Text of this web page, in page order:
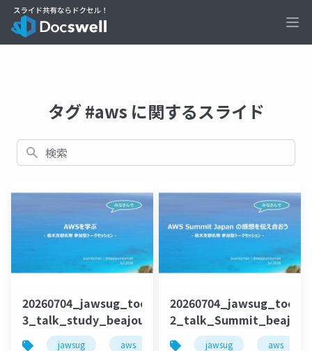
タグ #aws に関するスライド
検索
20260704_jawsug_tochigi_9-
3_talk_study_beajouneyman
jawsug aws 栃木 コミュニティ
jawsug aws